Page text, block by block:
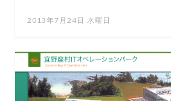
2013年7月24日 水曜日